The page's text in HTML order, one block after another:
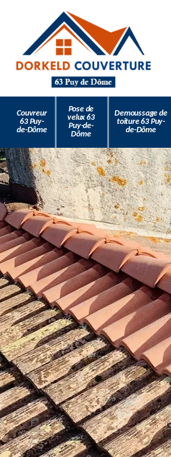
Couvreur
63 Puy-
de-Dôme
Pose de
velux 63
Puy-de-
Dôme
Demoussage de
toiture 63 Puy-
de-Dôme